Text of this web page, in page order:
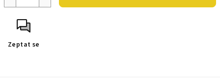
Zeptat se